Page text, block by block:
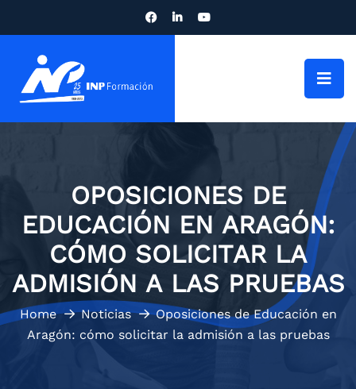
OPOSICIONES DE
EDUCACIÓN EN ARAGÓN:
CÓMO SOLICITAR LA
ADMISIÓN A LAS PRUEBAS
Home Noticias
Oposiciones de Educación en
Aragón: cómo solicitar la admisión a las pruebas